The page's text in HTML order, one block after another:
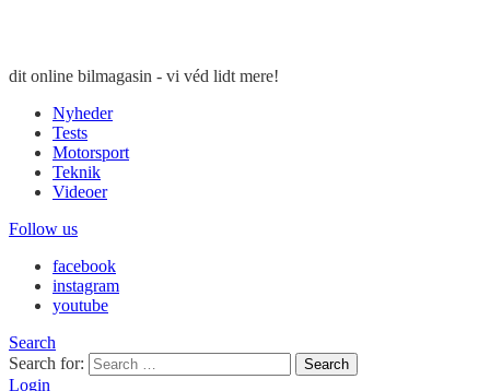
dit online bilmagasin - vi véd lidt mere!
Nyheder
Tests
Motorsport
Teknik
Videoer
Follow us
facebook
instagram
youtube
Search
Search for:
Search
Login